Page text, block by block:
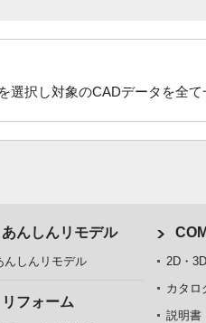
選択し対象のCADデータを全
あんしんリモデル
んしんリモデル
リフォーム
2D・
カタロ
説明書